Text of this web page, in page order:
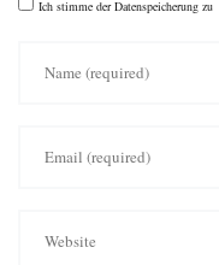
Ich stimme der Datenspeicherung zu